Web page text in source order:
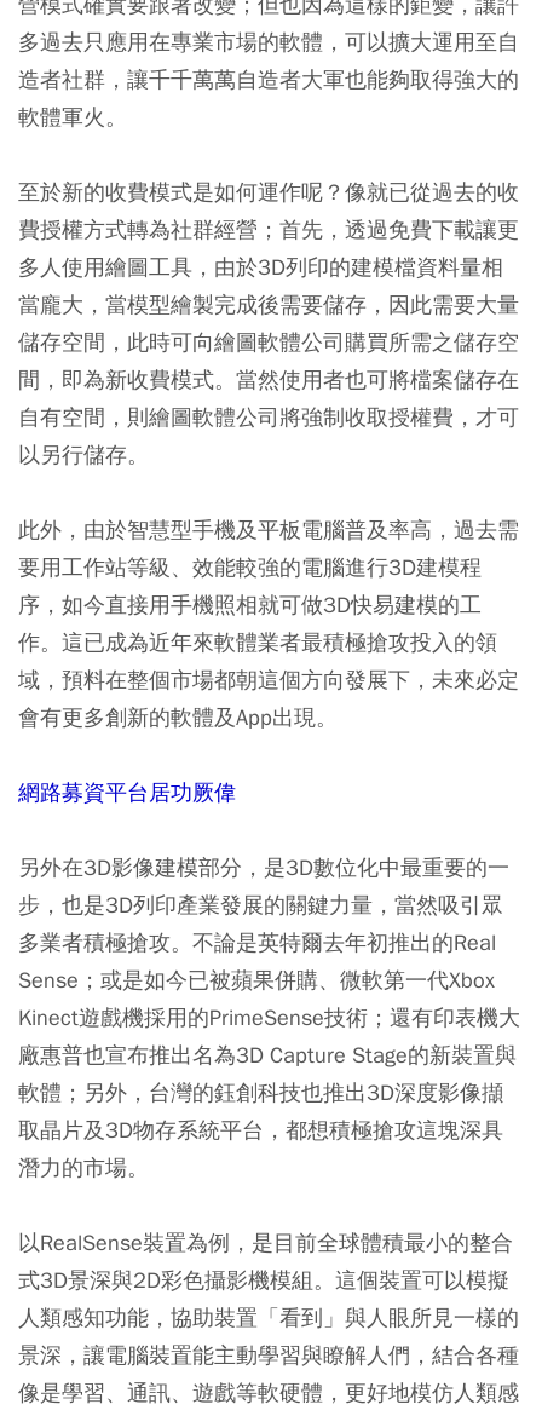
多過去只應用在專業市場的軟體，可以擴大運用至自
造者社群，讓千千萬萬自造者大軍也能夠取得強大的
軟體軍火。
至於新的收費模式是如何運作呢？像就已從過去的收
費授權方式轉為社群經營；首先，透過免費下載讓更
多人使用繪圖工具，由於3D列印的建模檔資料量相
當龐大，當模型繪製完成後需要儲存，因此需要大量
儲存空間，此時可向繪圖軟體公司購買所需之儲存空
間，即為新收費模式。當然使用者也可將檔案儲存在
自有空間，則繪圖軟體公司將強制收取授權費，才可
以另行儲存。
此外，由於智慧型手機及平板電腦普及率高，過去需
要用工作站等級、效能較強的電腦進行3D建模程
序，如今直接用手機照相就可做3D快易建模的工
作。這已成為近年來軟體業者最積極搶攻投入的領
域，預料在整個市場都朝這個方向發展下，未來必定
會有更多創新的軟體及App出現。
網路募資平台居功厥偉
另外在3D影像建模部分，是3D數位化中最重要的一
步，也是3D列印產業發展的關鍵力量，當然吸引眾
多業者積極搶攻。不論是英特爾去年初推出的Real
Sense；或是如今已被蘋果併購、微軟第一代Xbox
Kinect遊戲機採用的PrimeSense技術；還有印表機大
廠惠普也宣布推出名為3D Capture Stage的新裝置與
軟體；另外，台灣的鈺創科技也推出3D深度影像擷
取晶片及3D物存系統平台，都想積極搶攻這塊深具
潛力的市場。
以RealSense裝置為例，是目前全球體積最小的整合
式3D景深與2D彩色攝影機模組。這個裝置可以模擬
人類感知功能，協助裝置「看到」與人眼所見一樣的
景深，讓電腦裝置能主動學習與瞭解人們，結合各種
像是學習、通訊、遊戲等軟硬體，更好地模仿人類感